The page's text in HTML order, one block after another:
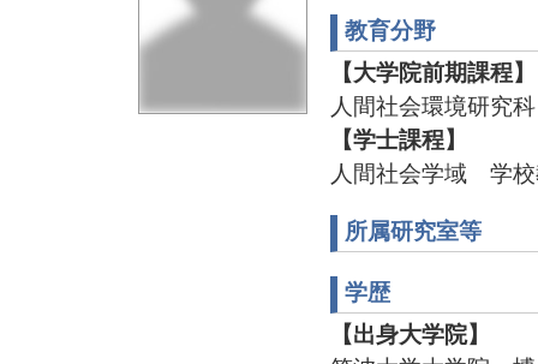
教育分野
【大学院前期課程】
人間社会環境研究
【学士課程】
人間社会学域 学
所属研究室等
学歴
【出身大学院】